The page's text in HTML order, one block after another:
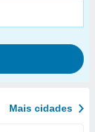
Mais cidades